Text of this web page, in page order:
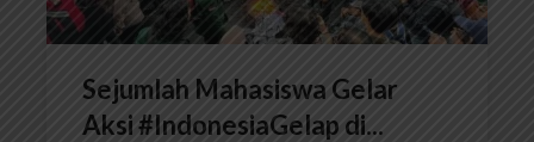
Sejumlah Mahasiswa Gelar
Aksi #IndonesiaGelap di...